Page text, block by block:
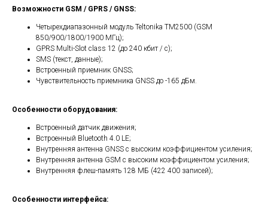
Возможности GSM / GPRS / GNSS:
Четырехдиапазонный модуль Teltonika TM2500 (GSM
850/900/1800/1900 МГц);
GPRS Multi-Slot class 12 (до 240 кбит / с);
SMS (текст, данные);
Встроенный приемник GNSS;
Чувствительность приемника GNSS до -165 дБм.
Особенности оборудования:
Встроенный датчик движения;
Встроенный Bluetooth 4.0 LE;
Внутренняя антенна GNSS с высоким коэффициентом усиления;
Внутренняя антенна GSM с высоким коэффициентом усиления;
Внутренняя флеш-память 128 МБ (422 400 записей);
Особенности интерфейса: